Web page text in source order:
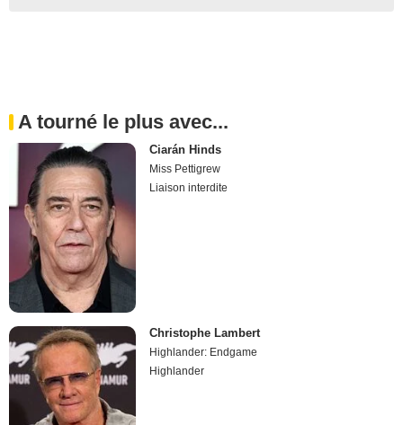
A tourné le plus avec...
Ciarán Hinds
Miss Pettigrew
Liaison interdite
Christophe Lambert
Highlander: Endgame
Highlander